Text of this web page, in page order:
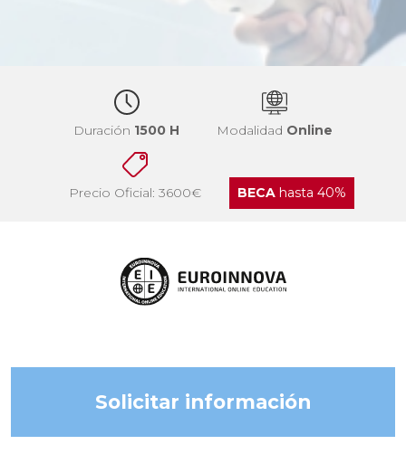
Duración 1500 H Modalidad Online
Precio Oficial: 3600€ BECAhasta 40%
Solicitar información